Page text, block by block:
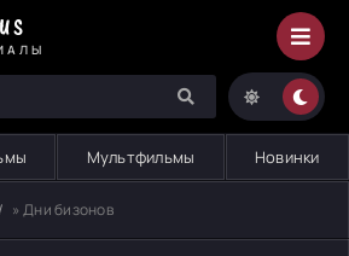
Мультфильмы Новинки
» Дни бизонов